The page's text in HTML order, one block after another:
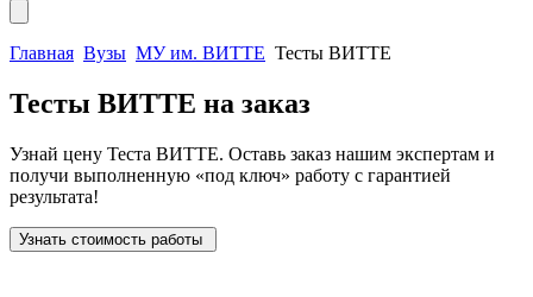
Главная Вузы МУ им. ВИТТЕ Тесты ВИТТЕ
Тесты ВИТТЕ на заказ
Узнай цену Теста ВИТТЕ. Оставь заказ нашим экспертам и
получи выполненную «под ключ» работу с гарантией
результата!
Узнать стоимость работы